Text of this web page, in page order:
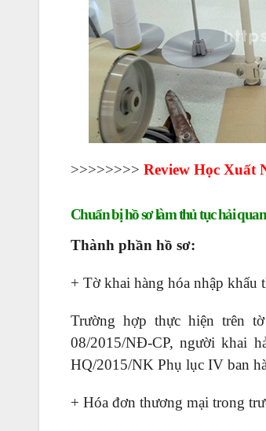
>>>>>>>> Review Học Xuất
Chuẩn bị hồ sơ làm thủ tục hải
Thành phần hồ sơ:
+ Tờ khai hàng hóa nhập khẩu
Trường hợp thực hiện trên
08/2015/NĐ-CP, người khai
HQ/2015/NK Phụ lục IV ban
+ Hóa đơn thương mại trong